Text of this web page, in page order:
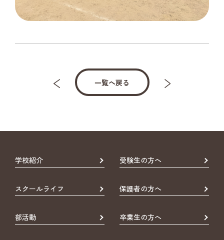
一覧へ戻る
学校紹介 受験生の方へ
スクールライフ 保護者の方へ
部活動 卒業生の方へ